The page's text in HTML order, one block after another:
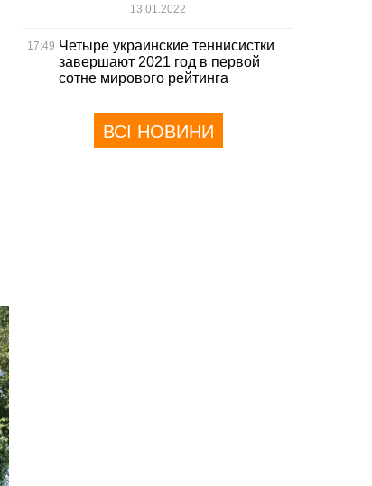
13.01.2022
17:49 Четыре украинские теннисистки
завершают 2021 год в первой
сотне мирового рейтинга
ВСІ НОВИНИ